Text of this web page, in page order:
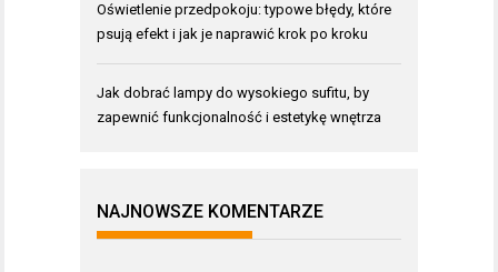
Oświetlenie przedpokoju: typowe błędy, które
psują efekt i jak je naprawić krok po kroku
Jak dobrać lampy do wysokiego sufitu, by
zapewnić funkcjonalność i estetykę wnętrza
NAJNOWSZE KOMENTARZE